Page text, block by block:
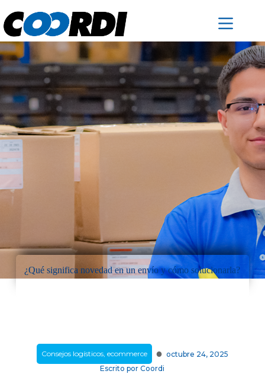
¿Qué significa novedad en un envío y cómo solucionarla?
Consejos logísticos, ecommerce · octubre 24, 2025
Escrito por Coordi